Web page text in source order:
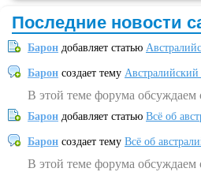
Последние новости
Барон добавляет статью
Барон создает тему
В этой теме форума
Барон добавляет статью Всё об
Барон создает тему Всё об
В этой теме форума обсуждаем